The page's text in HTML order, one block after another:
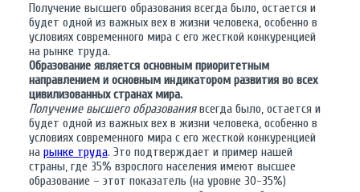
Получение высшего образования всегда было, остается и
будет одной из важных вех в жизни человека, особенно в
условиях современного мира с его жесткой конкуренцией
на рынке труда.
Образование является основным приоритетным
направлением и основным индикатором развития во всех
цивилизованных странах мира.
Получение высшего образованиявсегда было, остается и
будет одной из важных вех в жизни человека, особенно в
условиях современного мира с его жесткой конкуренцией
на рынке труда. Это подтверждает и пример нашей
страны, где 35% взрослого населения имеют высшее
образование – этот показатель (на уровне 30-35%)